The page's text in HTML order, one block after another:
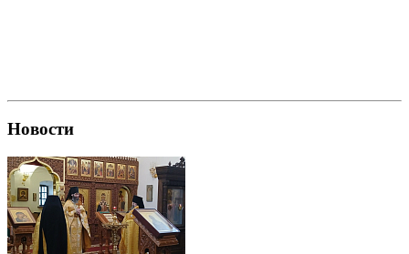
Новости